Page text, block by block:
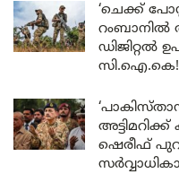
‘ചെക്ക്
റംബാനിൽ
ഡിജിറ്റൽ
ഷെരീഫ്